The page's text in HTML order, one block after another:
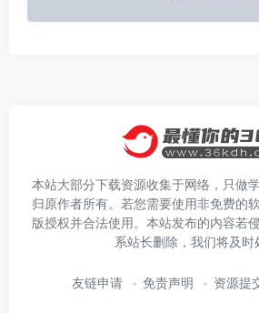
本站大部分下载资源收集于网络，只做
归原作者所有。若您需要使用非免费的
版授权并合法使用。本站发布的内容若
系站长删除，我们将及时
友链申请 免责声明 资源提